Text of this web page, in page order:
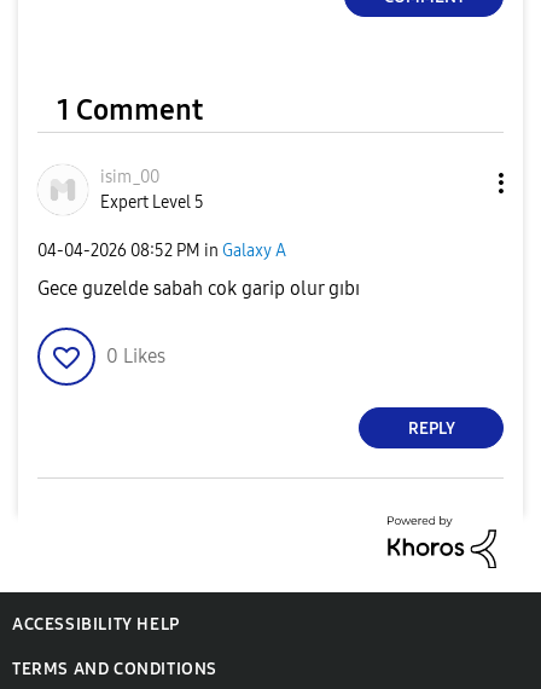
1 Comment
isim_00
Expert Level 5
‎04-04-2026 08:52 PM in Galaxy A
Gece guzelde sabah cok garip olur gıbı
0 Likes
REPLY
ACCESSIBILITY HELP
TERMS AND CONDITIONS